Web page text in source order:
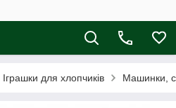
Іграшки для хлопчиків Машинки,